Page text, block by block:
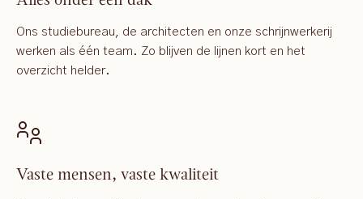
Ons studiebureau, de architecten en onze schrijnwerkerij
werken als één team. Zo blijven de lijnen kort en het
overzicht helder.
Vaste mensen, vaste kwaliteit